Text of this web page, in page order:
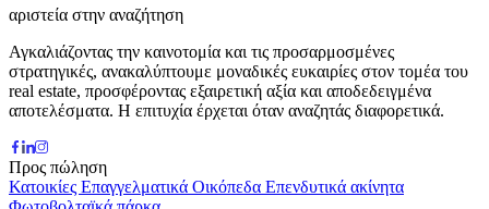
αριστεία στην αναζήτηση
Αγκαλιάζοντας την καινοτομία και τις προσαρμοσμένες
στρατηγικές, ανακαλύπτουμε μοναδικές ευκαιρίες στον τομέα του
real estate, προσφέροντας εξαιρετική αξία και αποδεδειγμένα
αποτελέσματα. Η επιτυχία έρχεται όταν αναζητάς διαφορετικά.
Προς πώληση
Κατοικίες Επαγγελματικά Οικόπεδα Επενδυτικά ακίνητα